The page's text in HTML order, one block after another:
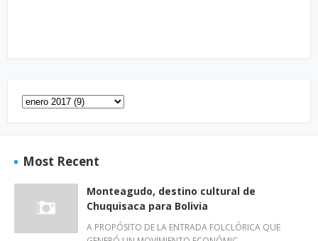
Most Recent
Monteagudo, destino cultural de
Chuquisaca para Bolivia
A PROPÓSITO DE LA ENTRADA FOLCLÓRICA QUE